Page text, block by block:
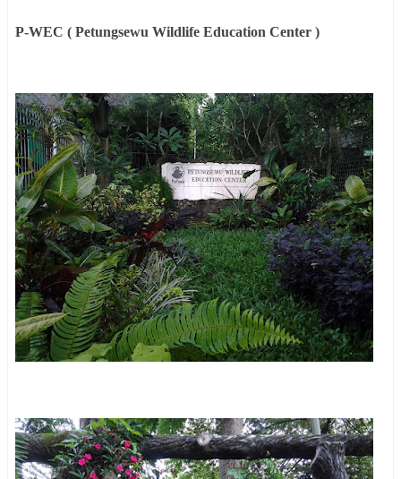
P-WEC ( Petungsewu Wildlife Education Center )